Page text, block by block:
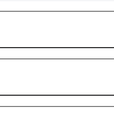
på mistænkelig
besøg i Japan.
før og under rejsen,
tid.